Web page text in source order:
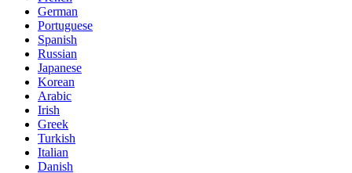
German
Portuguese
Spanish
Russian
Japanese
Korean
Arabic
Irish
Greek
Turkish
Italian
Danish